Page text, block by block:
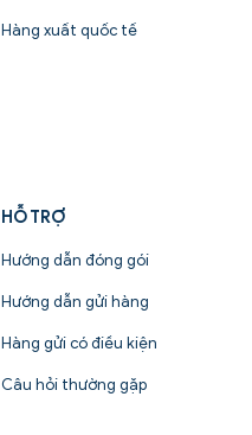
Hàng xuất quốc tế
HỖ TRỢ
Hướng dẫn đóng gói
Hướng dẫn gửi hàng
Hàng gửi có điều kiện
Câu hỏi thường gặp